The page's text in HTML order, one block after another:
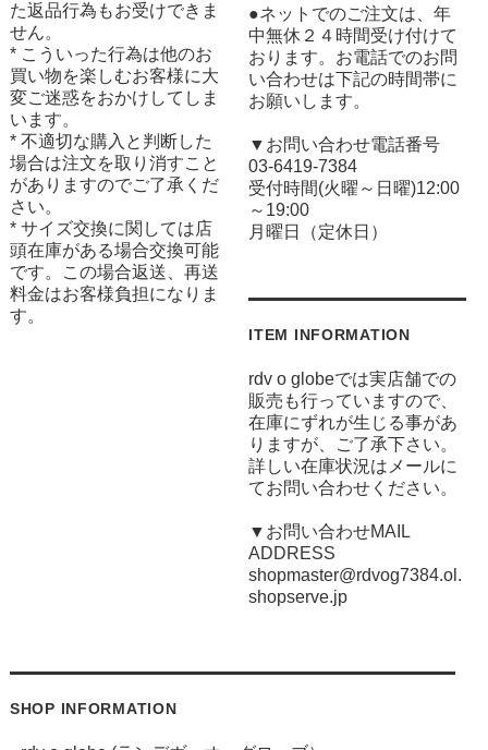
た返品行為もお受けできま
せん。
* こういった行為は他のお
買い物を楽しむお客様に大
変ご迷惑をおかけしてしま
います。
* 不適切な購入と判断した
場合は注文を取り消すこと
がありますのでご了承くだ
さい。
* サイズ交換に関しては店
頭在庫がある場合交換可能
です。この場合返送、再送
料金はお客様負担になりま
す。
●ネットでのご注文は、年
中無休２４時間受け付けて
おります。お電話でのお問
い合わせは下記の時間帯に
お願いします。
▼お問い合わせ電話番号
03-6419-7384
受付時間(火曜～日曜)12:00
～19:00
月曜日（定休日）
ITEM INFORMATION
rdv o globeでは実店舗での
販売も行っていますので、
在庫にずれが生じる事があ
りますが、ご了承下さい。
詳しい在庫状況はメールに
てお問い合わせください。
▼お問い合わせMAIL
ADDRESS
shopmaster@rdvog7384.ol.
shopserve.jp
SHOP INFORMATION